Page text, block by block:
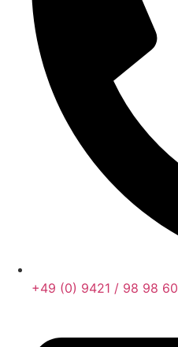
+49 (0) 9421 / 98 98 60